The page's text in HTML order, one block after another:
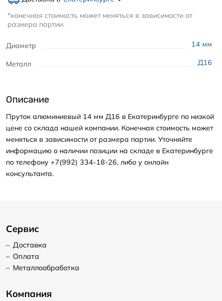
Диаметр 14 мм
Металл Д16
*конечная стоимость может меняться в зависимости от
размера партии.
Описание
Пруток алюминиевый 14 мм Д16 в Екатеринбурге по низкой
цене со склада нашей компании. Конечная стоимость может
меняться в зависимости от размера партии. Уточняйте
информацию о наличии позиции на складе в Екатеринбурге
по телефону +7(992) 334-18-26, либо у онлайн
консультанта.
Сервис
– Доставка
– Оплата
– Металлообработка
Компания